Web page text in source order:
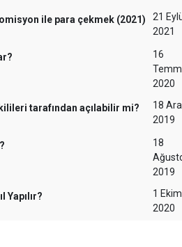
ile para çekmek (2021)
21
2021
16
2020
tarafından açılabilir mi?
18
2019
18
2019
Yapılır?
1 Ekim
2020